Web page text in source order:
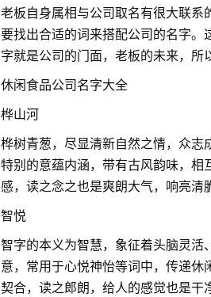
老板自身属相与公司取名有很大联
要找出合适的词来搭配公司的名字
字就是公司的门面，老板的未来，所
休闲食品公司名字大全
桦山河
桦树青葱，尽显清新自然之情，众
特别的意蕴内涵，带有古风韵味，
感，读之念之也是爽朗大气，响亮清
智悦
智字的本义为智慧，象征着头脑灵
意，常用于心悦神怡等词中，传递
契合，读之郎朗，给人的感觉也是干